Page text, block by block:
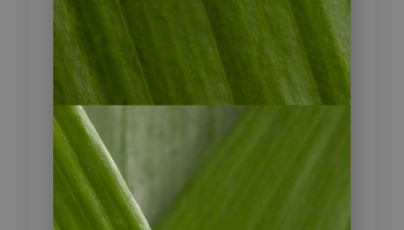
Sie das koloniale Zentrum der
Millionenstadt mit seinen
wunderschönen Bauten. Wer möchte,
kann noch eines der vielen Museen
der Stadt besuchen, wie das
Goldmuseum oder das
Archäologische Nationalmuseum. Zu
gegebener Zeit werden Sie zum
Flughafen begleitet, wo Sie ihre